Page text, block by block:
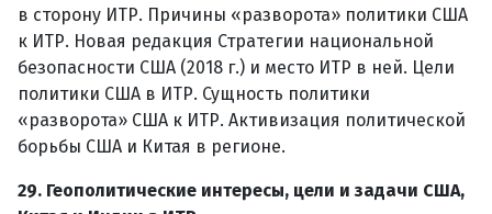
в сторону ИТР. Причины «разворота» политики США
к ИТР. Новая редакция Стратегии национальной
безопасности США (2018 г.) и место ИТР в ней. Цели
политики США в ИТР. Сущность политики
«разворота» США к ИТР. Активизация политической
борьбы США и Китая в регионе.
29. Геополитические интересы, цели и задачи США,